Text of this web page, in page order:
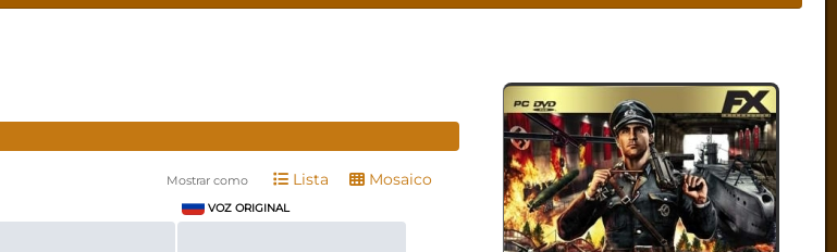
Mostrar como Lista Mosaico
VOZ ORIGINAL